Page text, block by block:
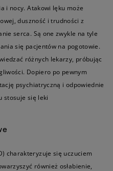
i nocy. Atakowi lęku może
duszność i trudności z
serca. Są one zwykle na tyle
się pacjentów na pogotowie.
różnych lekarzy, próbując
Dopiero po pewnym
psychiatryczną i odpowiednie
stosuje się leki
charakteryzuje się uczuciem
również osłabienie,